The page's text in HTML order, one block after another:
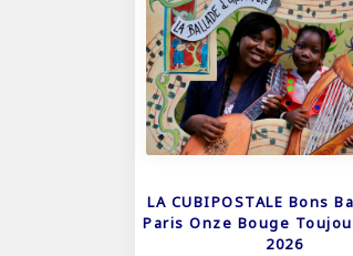
LA CUBIPOSTALE Bons
Paris Onze Bouge
2026